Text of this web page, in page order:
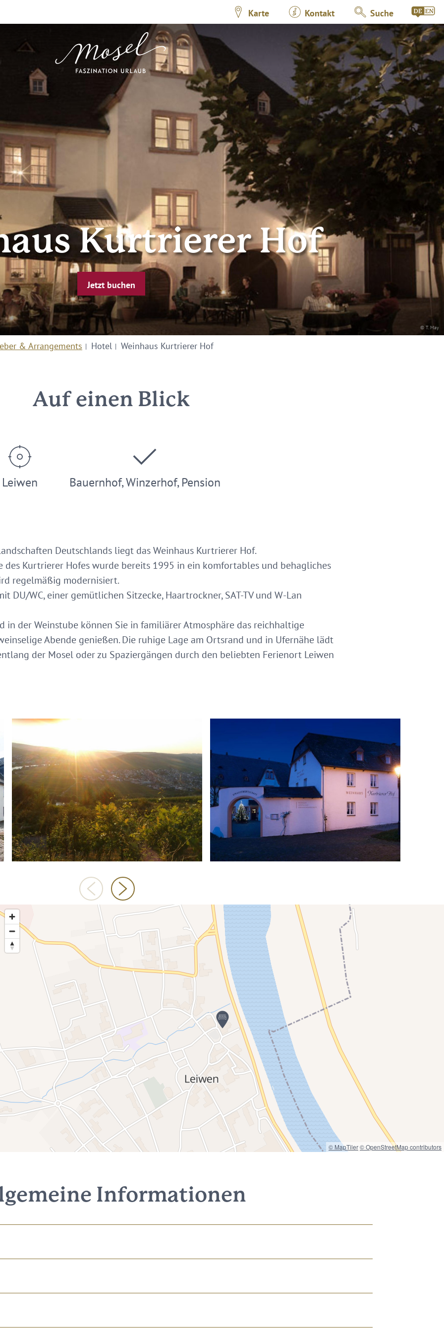
Karte Kontakt Suche
© T. May
Kurtrierer Hof
Jetzt buchen
& Arrangements Hotel Weinhaus Kurtrierer Hof
Auf einen Blick
Leiwen Bauernhof, Winzerhof, Pension
Deutschlands liegt das Weinhaus Kurtrierer Hof.
des Kurtrierer Hofes wurde bereits 1995 in ein komfortables und behagliches
regelmäßig modernisiert.
DU/WC, einer gemütlichen Sitzecke, Haartrockner, SAT-TV und W-Lan
in der Weinstube können Sie in familiärer Atmosphäre das reichhaltige
Abende genießen. Die ruhige Lage am Ortsrand und in Ufernähe lädt
der Mosel oder zu Spaziergängen durch den beliebten Ferienort Leiwen
© MapTiler© OpenStreetMap contributors
Informationen